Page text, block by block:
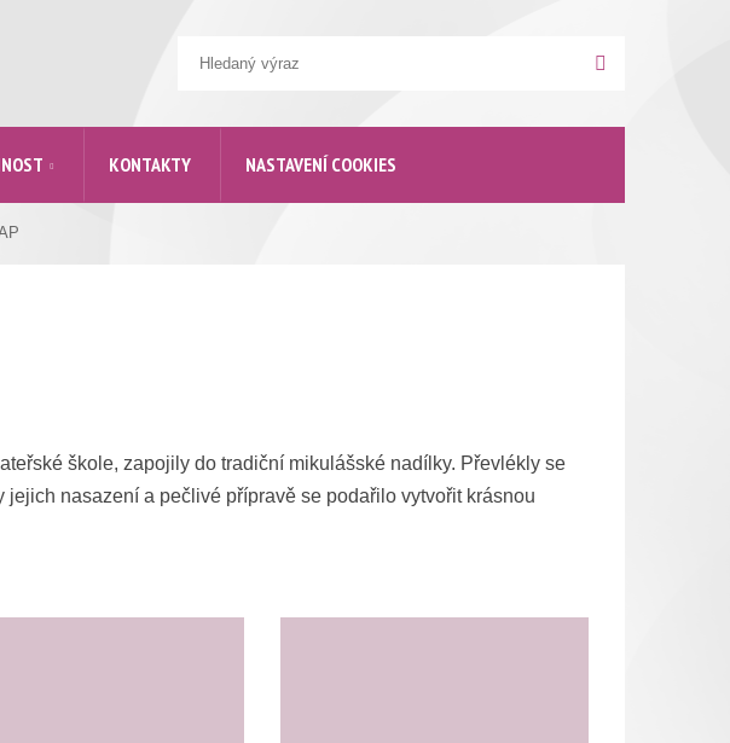
Hledat
KONTAKTY NASTAVENÍ COOKIES
škole, zapojily do tradiční mikulášské nadílky. Převlékly se
nasazení a pečlivé přípravě se podařilo vytvořit krásnou